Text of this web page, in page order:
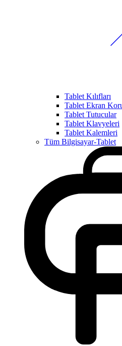
Tablet Kılıfları
Tablet Ekran
Tablet Tutucular
Tablet Klavyeleri
Tablet Kalemleri
Tüm Bilgisayar-Tablet